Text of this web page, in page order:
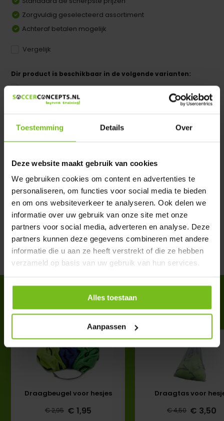
Toestemming Details Over
Deze website maakt gebruik van cookies
We gebruiken cookies om content en advertenties te
personaliseren, om functies voor social media te bieden
en om ons websiteverkeer te analyseren. Ook delen we
informatie over uw gebruik van onze site met onze
partners voor social media, adverteren en analyse. Deze
partners kunnen deze gegevens combineren met andere
informatie die u aan ze heeft verstrekt of die ze hebben
verzameld op basis van uw gebruik van hun services.
Alles toestaan
Aanpassen
Zorgvuldig geselecteerd assortiment
Achteraf betalen mogelijk
Vergelijk
Dir product is beschikbaar in de volgende varianten:
Heeft u een vraag over dit product ?
Verstuur email
Productomschrijving
Specificaties
Reviews
Delen
Complete your purchase
Draagbeugel voor hesjes
€ 2,95 € 1,95
Draagtas voor
€ 4,50 € 3,50